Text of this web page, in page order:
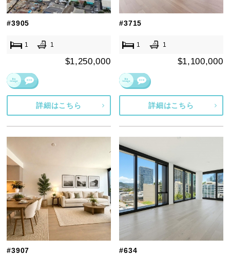
#3905
1 1
$1,250,000
詳細はこちら
#3715
1 1
$1,100,000
詳細はこちら
#3907 #634